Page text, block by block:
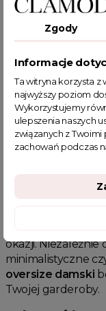
naszkardigan
komfortowy.
codziennych, jak i
oversize damski
prezent dla
Dlaczego
oversize
okazji.
minimalistyczne
oversize damski
Twojej garderoby.
Zgody
Informacje
Ta witryna korzysta z
najwyższy poziom
Wykorzystujemy
ulepszenia naszych
związanych z
zachowań podczas